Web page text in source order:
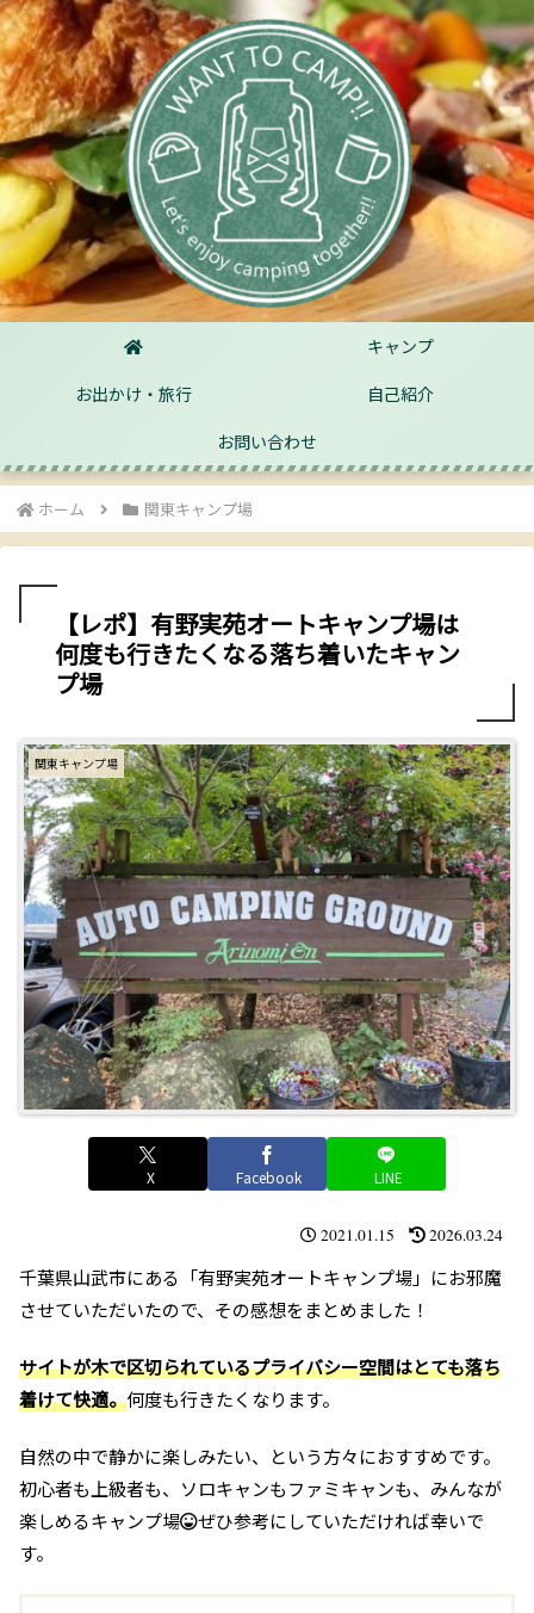
キャンプ
お出かけ・旅行
自己紹介
お問い合わせ
ホーム 関東キャンプ場
【レポ】有野実苑オートキャンプ場は
何度も行きたくなる落ち着いたキャン
プ場
関東キャンプ場
X Facebook LINE
2021.01.15 2026.03.24
千葉県山武市にある「有野実苑オートキャンプ場」にお邪魔
させていただいたので、その感想をまとめました！
サイトが木で区切られているプライバシー空間はとても落ち
着けて快適。何度も行きたくなります。
自然の中で静かに楽しみたい、という方々におすすめです。
初心者も上級者も、ソロキャンもファミキャンも、みんなが
楽しめるキャンプ場
ぜひ参考にしていただければ幸いで
す。